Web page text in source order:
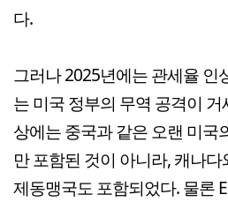
다.
그러나 2025년에는 관세율 인
는 미국 정부의 무역 공격이
상에는 중국과 같은 오랜 미국
만 포함된 것이 아니라, 캐나
제동맹국도 포함되었다. 물론